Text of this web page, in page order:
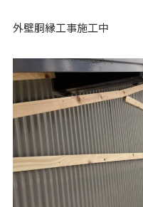
外壁胴縁工事施工中